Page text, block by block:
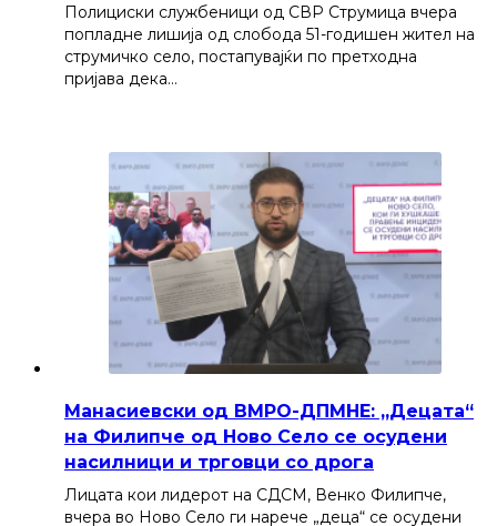
Полициски службеници од СВР Струмица вчера
попладне лишија од слобода 51-годишен жител на
струмичко село, постапувајќи по претходна
пријава дека…
Манасиевски од ВМРО-ДПМНЕ: „Децата“
на Филипче од Ново Село се осудени
насилници и трговци со дрога
Лицата кои лидерот на СДСМ, Венко Филипче,
вчера во Ново Село ги нарече „деца“ се осудени